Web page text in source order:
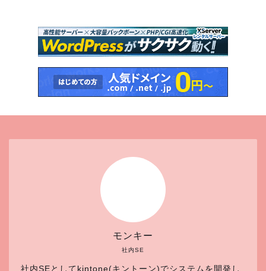
社内SE
モンキー
社内SEとしてkintone(キントーン)でシステムを開発し